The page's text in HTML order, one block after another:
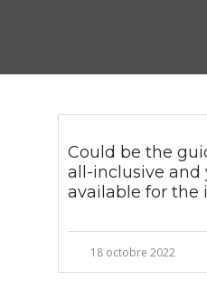
Could be the
all-inclusive and
available for the
18 octobre 2022